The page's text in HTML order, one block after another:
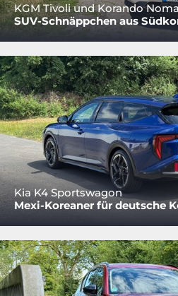
KGM Tivoli und Korando
SUV-Schnäppchen aus
Kia K4 Sportswagon
Mexi-Koreaner für deutsche